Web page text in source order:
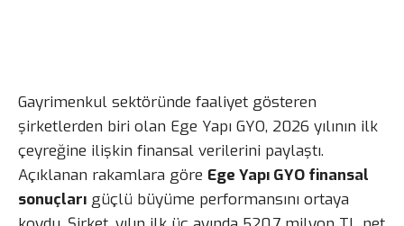
Gayrimenkul sektöründe faaliyet gösteren
şirketlerden biri olan Ege Yapı GYO, 2026 yılının ilk
çeyreğine ilişkin finansal verilerini paylaştı.
Açıklanan rakamlara göre Ege Yapı GYO finansal
sonuçları güçlü büyüme performansını ortaya